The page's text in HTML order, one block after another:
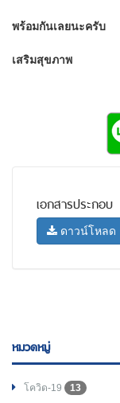
รู้แบบนี้แ
พร้อมกันเลยนะครับ
ด้วยความ
เสริมสุขภาพ
เอกสารประกอบ
ดาวน์โหลด
หมวดหมู่
โควิด-19
13